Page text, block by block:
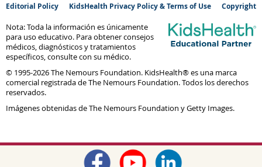
Editorial Policy KidsHealth Privacy Policy & Terms of Use Copyright
Nota: Toda la información es únicamente
para uso educativo. Para obtener consejos
médicos, diagnósticos y tratamientos
específicos, consulte con su médico.
© 1995-2026 The Nemours Foundation. KidsHealth® es una marca
comercial registrada de The Nemours Foundation. Todos los derechos
reservados.
Imágenes obtenidas de The Nemours Foundation y Getty Images.